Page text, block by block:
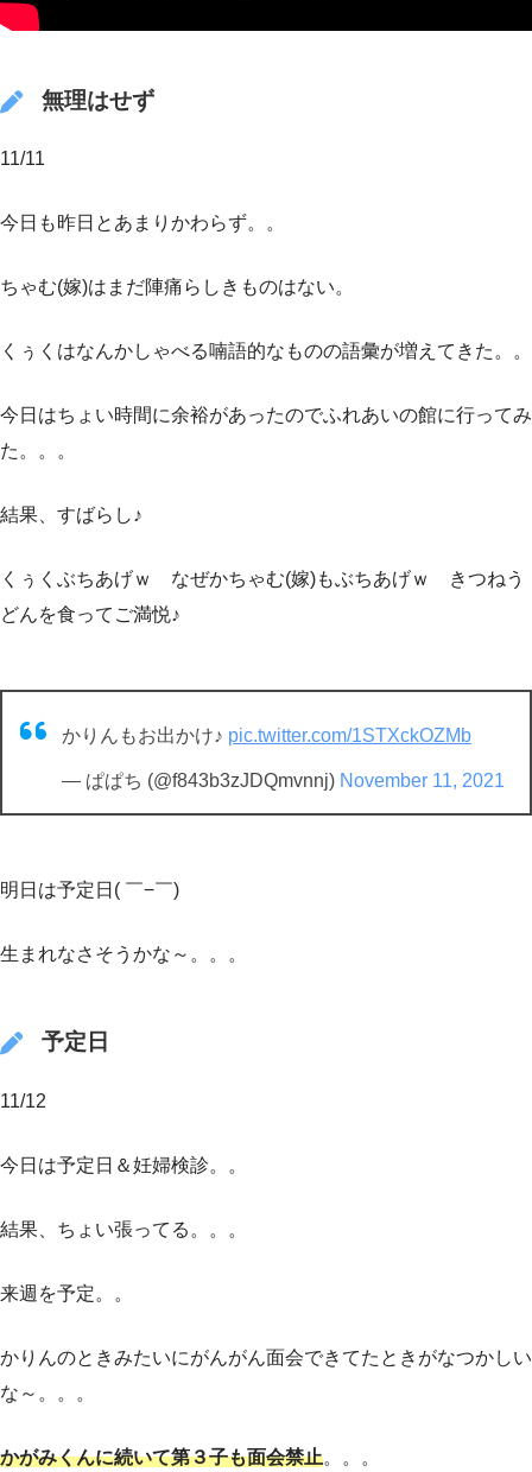
無理はせず
11/11
今日も昨日とあまりかわらず。。
ちゃむ(嫁)はまだ陣痛らしきものはない。
くぅくはなんかしゃべる喃語的なものの語彙が増えてきた。。
今日はちょい時間に余裕があったのでふれあいの館に行ってみ
た。。。
結果、すばらし♪
くぅくぶちあげｗ なぜかちゃむ(嫁)もぶちあげｗ きつねう
どんを食ってご満悦♪
かりんもお出かけ♪ pic.twitter.com/1STXckOZMb
— ぱぱち (@f843b3zJDQmvnnj) November 11, 2021
明日は予定日( ￣−￣)
生まれなさそうかな～。。。
予定日
11/12
今日は予定日＆妊婦検診。。
結果、ちょい張ってる。。。
来週を予定。。
かりんのときみたいにがんがん面会できてたときがなつかしい
な～。。。
かがみくんに続いて第３子も面会禁止。。。